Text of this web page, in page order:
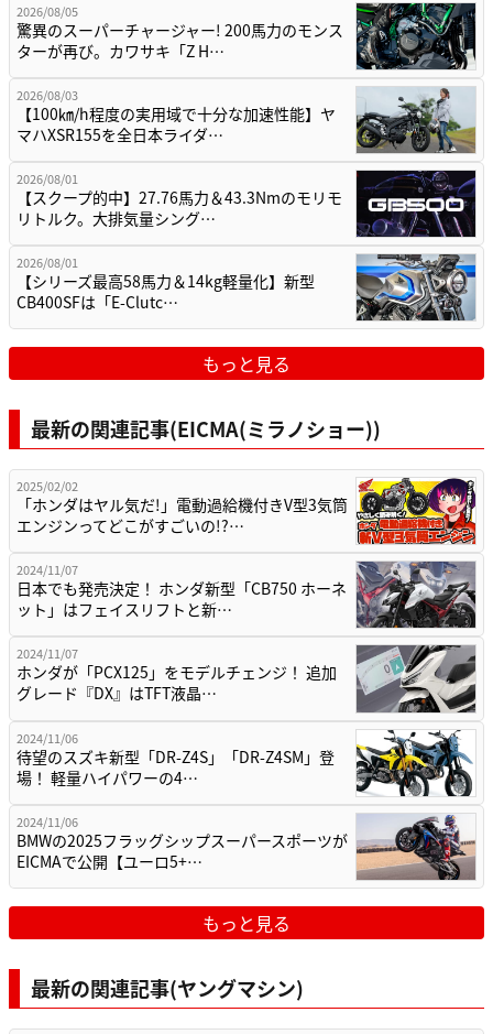
2026/08/05
驚異のスーパーチャージャー! 200馬力のモンス
ターが再び。カワサキ「Z H…
2026/08/03
【100㎞/h程度の実用域で十分な加速性能】ヤ
マハXSR155を全日本ライダ…
2026/08/01
【スクープ的中】27.76馬力＆43.3Nmのモリモ
リトルク。大排気量シング…
2026/08/01
【シリーズ最高58馬力＆14kg軽量化】新型
CB400SFは「E-Clutc…
もっと見る
最新の関連記事(EICMA(ミラノショー))
2025/02/02
「ホンダはヤル気だ!」電動過給機付きV型3気筒
エンジンってどこがすごいの!?…
2024/11/07
日本でも発売決定！ ホンダ新型「CB750 ホーネ
ット」はフェイスリフトと新…
2024/11/07
ホンダが「PCX125」をモデルチェンジ！ 追加
グレード『DX』はTFT液晶…
2024/11/06
待望のスズキ新型「DR-Z4S」「DR-Z4SM」登
場！ 軽量ハイパワーの4…
2024/11/06
BMWの2025フラッグシップスーパースポーツが
EICMAで公開【ユーロ5+…
もっと見る
最新の関連記事(ヤングマシン)